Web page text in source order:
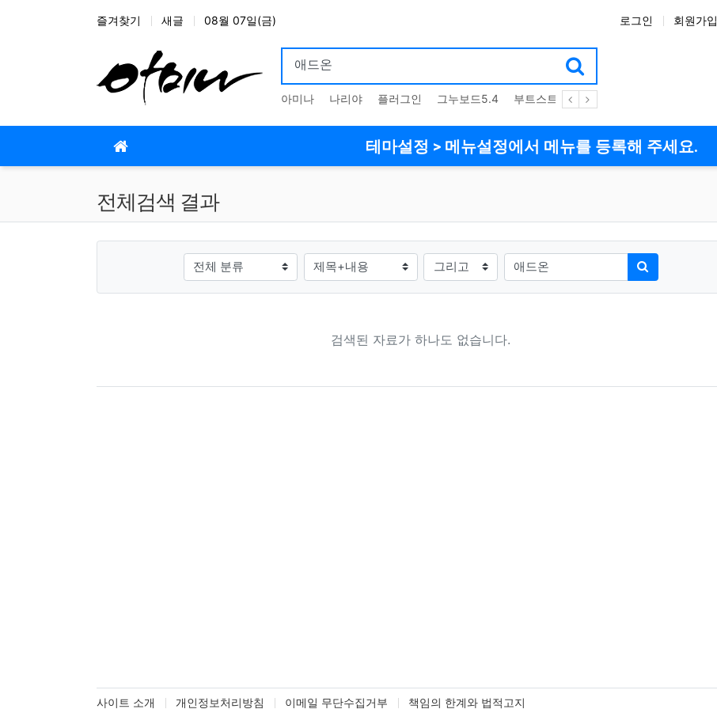
즐겨찾기 새글 08월 07일(금) 로그인 회원가입
아미나 나리야 플러그인 그누보드5.4 부트스트랩4
테마설정 > 메뉴설정에서 메뉴를 등록해 주세요.
전체검색 결과
그룹 검색조건 검색방법
검색어
검색하기
검색된 자료가 하나도 없습니다.
사이트 소개 개인정보처리방침 이메일 무단수집거부 책임의 한계와 법적고지